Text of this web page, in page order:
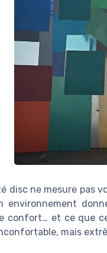
disc ne mesure pas
confort… et ce que
mais